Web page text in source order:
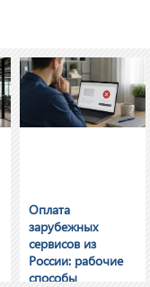
Оплата
зарубежных
сервисов из
России: рабочие
способы